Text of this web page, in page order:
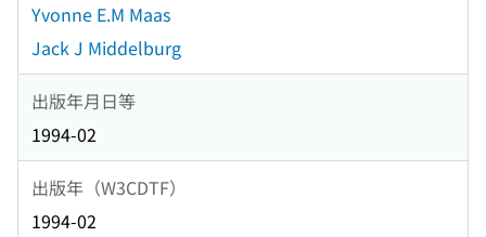
Yvonne E.M Maas
Jack J Middelburg
出版年月日等
1994-02
出版年（W3CDTF）
1994-02